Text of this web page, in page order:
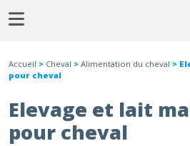
Accueil > Cheval > Alimentation du cheval >
pour cheval
Elevage et lait
pour cheval